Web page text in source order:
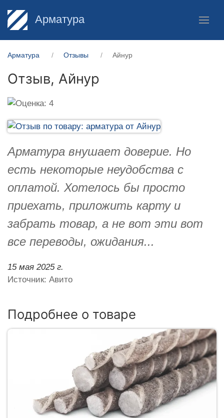
Арматура
Арматура Отзывы Айнур
Отзыв, Айнур
Арматура внушает доверие. Но
есть некоторые неудобства с
оплатой. Хотелось бы просто
приехать, приложить карту и
забрать товар, а не вот эти вот
все переводы, ожидания...
15 мая 2025 г.
Источник: Авито
Подробнее о товаре